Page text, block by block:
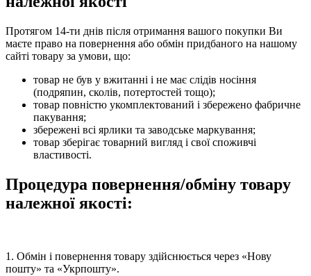
Протягом 14-ти днів після отримання вашого покупки Ви
маєте право на повернення або обмін придбаного на нашому
сайті товару за умови, що:
товар не був у вжитанні і не має слідів носіння
(подряпин, сколів, потертостей тощо);
товар повністю укомплектований і збережено фабричне
пакування;
збережені всі ярлики та заводське маркування;
товар зберігає товарний вигляд і свої споживчі
властивості.
Процедура повернення/обміну товару
належної якості:
1. Обмін і повернення товару здійснюється через «Нову
пошту» та «Укрпошту».